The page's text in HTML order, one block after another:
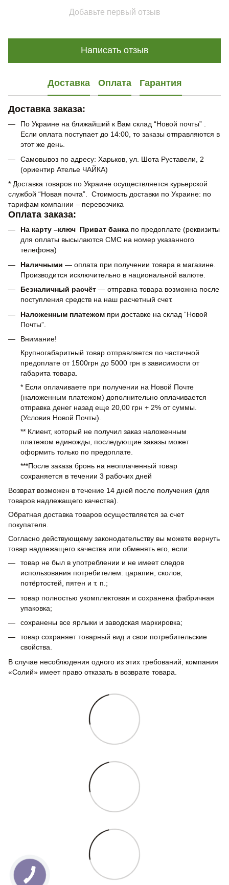
Добавьте первый отзыв
Написать отзыв
Доставка Оплата Гарантия
Доставка заказа:
По Украине на ближайший к Вам склад “Новой почты” .
Если оплата поступает до 14:00, то заказы отправляются в
этот же день.
Самовывоз по адресу: Харьков, ул. Шота Руставели, 2
(ориентир Ателье ЧАЙКА)
* Доставка товаров по Украине осуществляется курьерской
службой “Новая почта”. Стоимость доставки по Украине: по
тарифам компании – перевозчика
Оплата заказа:
На карту –ключ Приват банка по предоплате (реквизиты
для оплаты высылаются СМС на номер указанного
телефона)
Наличными — оплата при получении товара в магазине.
Производится исключительно в национальной валюте.
Безналичный расчёт — отправка товара возможна после
поступления средств на наш расчетный счет.
Наложенным платежом при доставке на склад “Новой
Почты”.
Внимание!
Крупногабаритный товар отправляется по частичной
предоплате от 1500грн до 5000 грн в зависимости от
габарита товара.
* Если оплачиваете при получении на Новой Почте
(наложенным платежом) дополнительно оплачивается
отправка денег назад еще 20,00 грн + 2% от суммы.
(Условия Новой Почты).
** Клиент, который не получил заказ наложенным
платежом единожды, последующие заказы может
оформить только по предоплате.
***После заказа бронь на неоплаченный товар
сохраняется в течении 3 рабочих дней
Возврат возможен в течение 14 дней после получения (для
товаров надлежащего качества).
Обратная доставка товаров осуществляется за счет
покупателя.
Согласно действующему законодательству вы можете вернуть
товар надлежащего качества или обменять его, если:
товар не был в употреблении и не имеет следов
использования потребителем: царапин, сколов,
потёртостей, пятен и т. п.;
товар полностью укомплектован и сохранена фабричная
упаковка;
сохранены все ярлыки и заводская маркировка;
товар сохраняет товарный вид и свои потребительские
свойства.
В случае несоблюдения одного из этих требований, компания
«Солий» имеет право отказать в возврате товара.